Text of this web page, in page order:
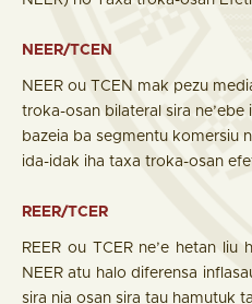
NEER/TCEN
NEER ou TCEN mak pezu
troka-osan bilateral sira
bazeia ba segmentu komersiu
ida-idak iha taxa troka-osan
REER/TCER
REER ou TCER ne’e hetan
NEER atu halo diferensa
sira nia osan sira tau hamutuk